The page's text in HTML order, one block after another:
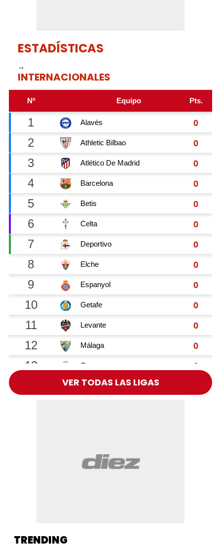
ESTADÍSTICAS
→
INTERNACIONALES
VER TODAS LAS LIGAS
TRENDING